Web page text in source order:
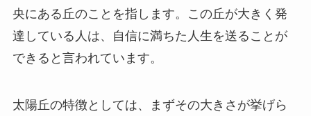
央にある丘のことを指します。この丘が大きく発
達している人は、自信に満ちた人生を送ることが
できると言われています。
太陽丘の特徴としては、まずその大きさが挙げら